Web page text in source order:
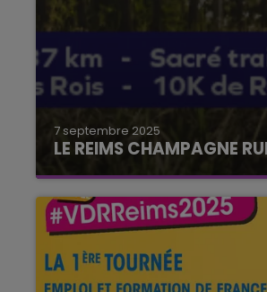
6h00 - 10h00
LA FAMILLE
7 septembre 2025
LE REIMS CHAMPAGNE